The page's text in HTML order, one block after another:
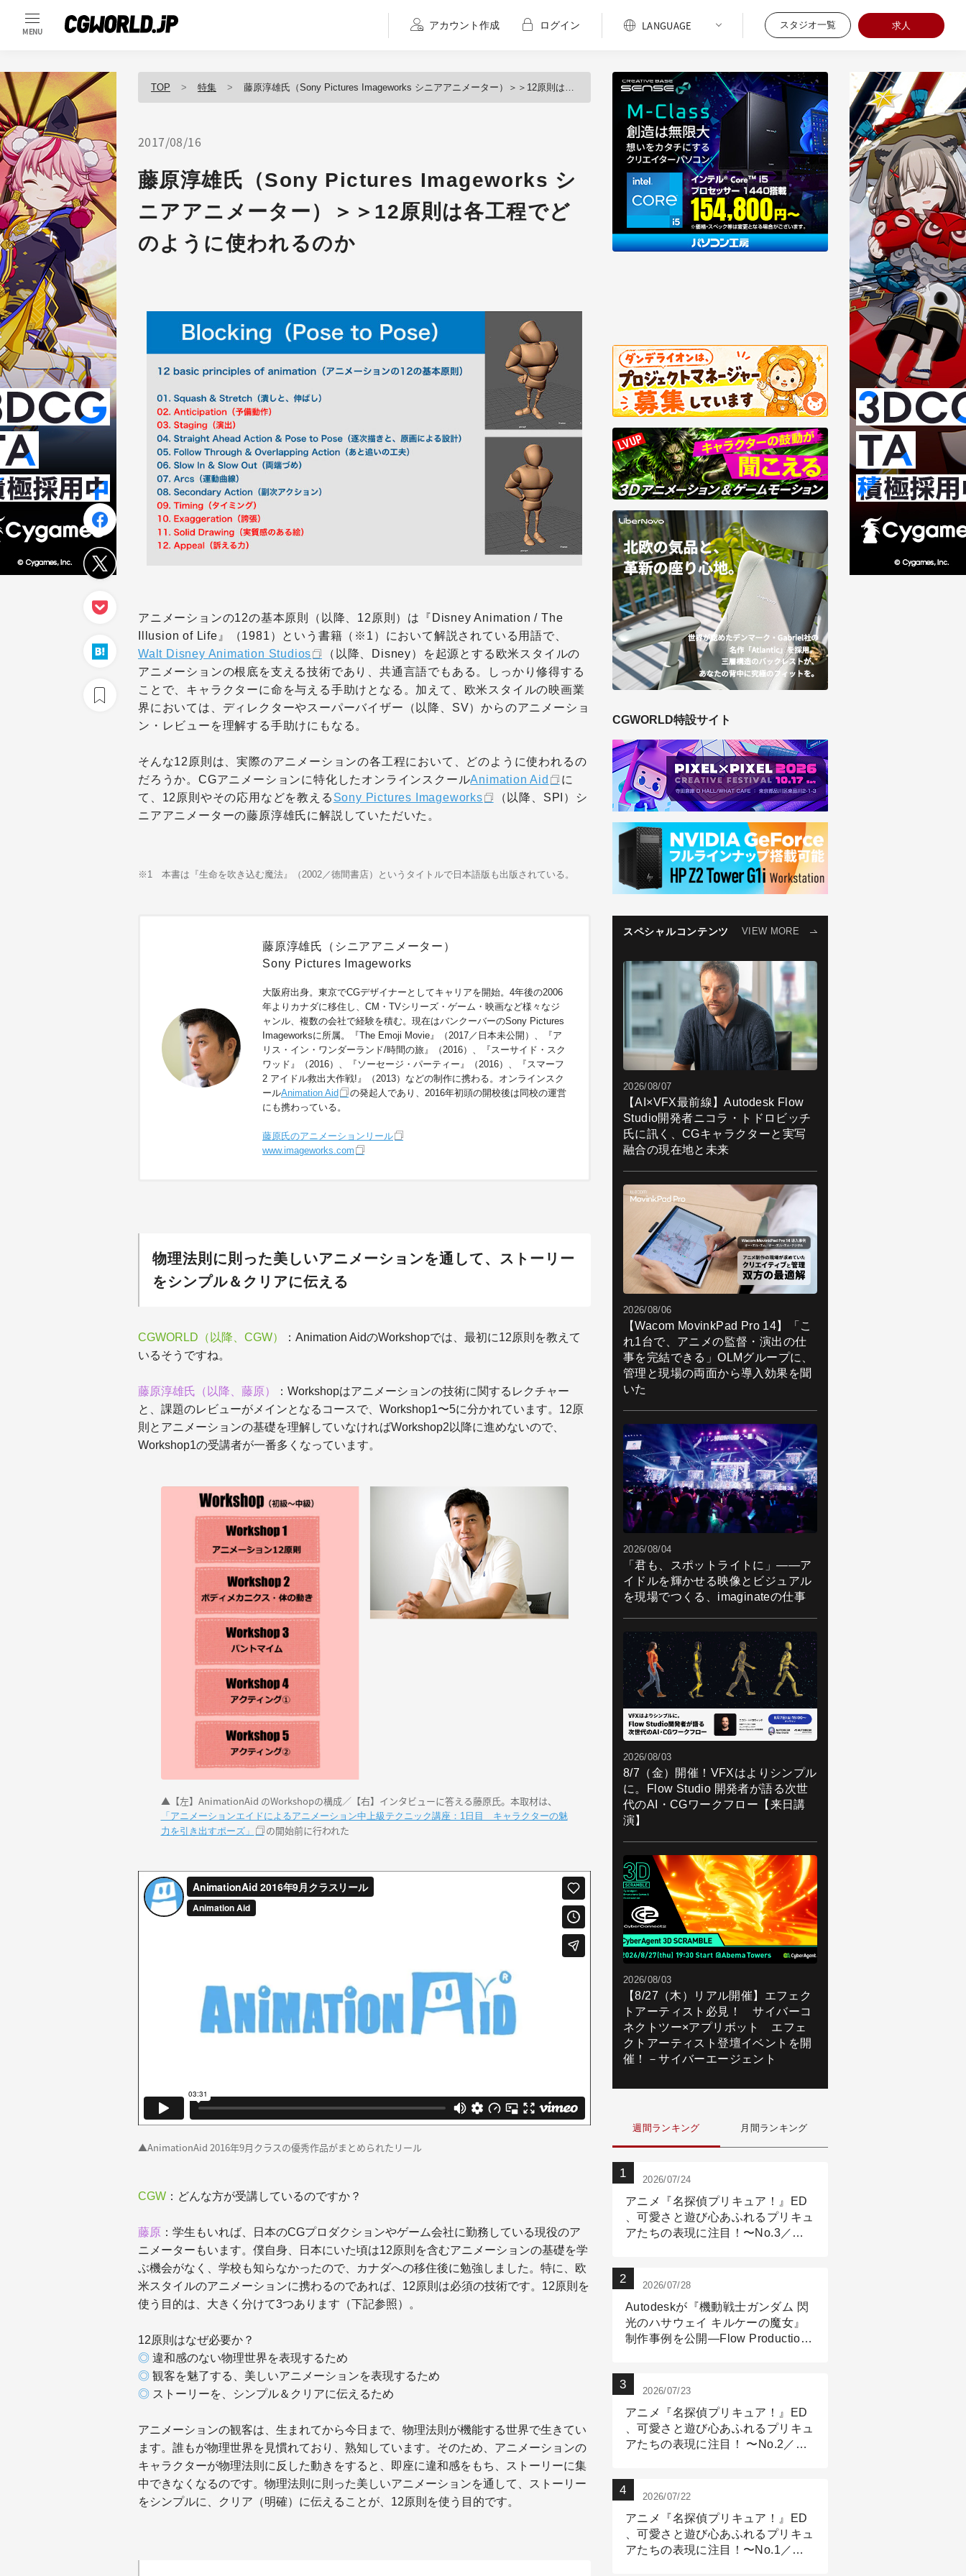
MENU
アカウント作成 ログイン スタジオ一覧 求人
TOP 特集 藤原淳雄氏（Sony Pictures Imageworks シニアアニメーター）＞＞12原則は各工程でどのように使われるのか
2017/08/16
藤原淳雄氏（Sony Pictures Imageworks シ
ニアアニメーター）＞＞12原則は各工程でど
のように使われるのか
アニメーションの12の基本原則（以降、12原則）は『Disney Animation / The
Illusion of Life』（1981）という書籍（※1）において解説されている用語で、
Walt Disney Animation Studios
（以降、Disney）を起源とする欧米スタイルの
アニメーションの根底を支える技術であり、共通言語でもある。しっかり修得する
ことで、キャラクターに命を与える手助けとなる。加えて、欧米スタイルの映画業
界においては、ディレクターやスーパーバイザー（以降、SV）からのアニメーショ
ン・レビューを理解する手助けにもなる。
そんな12原則は、実際のアニメーションの各工程において、どのように使われるの
だろうか。CGアニメーションに特化したオンラインスクールAnimation Aid
に
て、12原則やその応用などを教える Sony Pictures Imageworks
（以降、SPI）シ
ニアアニメーターの藤原淳雄氏に解説していただいた。
※1 本書は『生命を吹き込む魔法』（2002／徳間書店）というタイトルで日本語版も出版されている。
藤原淳雄氏（シニアアニメーター）
Sony Pictures Imageworks
大阪府出身。東京でCGデザイナーとしてキャリアを開始。4年後の2006
年よりカナダに移住し、CM・TVシリーズ・ゲーム・映画など様々なジ
ャンル、複数の会社で経験を積む。現在はバンクーバーのSony Pictures
Imageworksに所属。『The Emoji Movie』（2017／日本未公開）、『ア
リス・イン・ワンダーランド/時間の旅』（2016）、『スーサイド・スク
ワッド』（2016）、『ソーセージ・パーティー』（2016）、『スマーフ
2 アイドル救出大作戦!』（2013）などの制作に携わる。オンラインスク
ールAnimation Aid
の発起人であり、2016年初頭の開校後は同校の運営
にも携わっている。
藤原氏のアニメーションリール
www.imageworks.com
物理法則に則った美しいアニメーションを通して、ストーリー
をシンプル＆クリアに伝える
CGWORLD（以降、CGW）
：Animation AidのWorkshopでは、最初に12原則を教えて
いるそうですね。
藤原淳雄氏（以降、藤原）
：Workshopはアニメーションの技術に関するレクチャー
と、課題のレビューがメインとなるコースで、Workshop1〜5に分かれています。12原
則とアニメーションの基礎を理解していなければWorkshop2以降に進めないので、
Workshop1の受講者が一番多くなっています。
▲【左】AnimationAid のWorkshopの構成／【右】インタビューに答える藤原氏。本取材は、
「アニメーションエイドによるアニメーション中上級テクニック講座：1日目 キャラクターの魅
力を引き出すポーズ」
の開始前に行われた
▲AnimationAid 2016年9月クラスの優秀作品がまとめられたリール
CGW ：どんな方が受講しているのですか？
藤原 ：学生もいれば、日本のCGプロダクションやゲーム会社に勤務している現役のア
ニメーターもいます。僕自身、日本にいた頃は12原則を含むアニメーションの基礎を学
ぶ機会がなく、学校も知らなかったので、カナダへの移住後に勉強しました。特に、欧
米スタイルのアニメーションに携わるのであれば、12原則は必須の技術です。12原則を
使う目的は、大きく分けて3つあります（下記参照）。
12原則はなぜ必要か？
◎ 違和感のない物理世界を表現するため
◎ 観客を魅了する、美しいアニメーションを表現するため
◎ ストーリーを、シンプル＆クリアに伝えるため
アニメーションの観客は、生まれてから今日まで、物理法則が機能する世界で生きてい
ます。誰もが物理世界を見慣れており、熟知しています。そのため、アニメーションの
キャラクターが物理法則に反した動きをすると、即座に違和感をもち、ストーリーに集
中できなくなるのです。物理法則に則った美しいアニメーションを通して、ストーリー
をシンプルに、クリア（明確）に伝えることが、12原則を使う目的です。
CGWORLD特設サイト
スペシャルコンテンツ VIEW MORE
2026/08/07
【AI×VFX最前線】Autodesk Flow
Studio開発者ニコラ・トドロビッチ
氏に訊く、CGキャラクターと実写
融合の現在地と未来
2026/08/06
【Wacom MovinkPad Pro 14】「こ
れ1台で、アニメの監督・演出の仕
事を完結できる」OLMグループに、
管理と現場の両面から導入効果を聞
いた
2026/08/04
「君も、スポットライトに」――ア
イドルを輝かせる映像とビジュアル
を現場でつくる、imaginateの仕事
2026/08/03
8/7（金）開催！VFXはよりシンプル
に。Flow Studio 開発者が語る次世
代のAI・CGワークフロー【来日講
演】
2026/08/03
【8/27（木）リアル開催】エフェク
トアーティスト必見！ サイバーコ
ネクトツー×アプリボット エフェ
クトアーティスト登壇イベントを開
催！－サイバーエージェント
週間ランキング 月間ランキング
2026/07/24
アニメ『名探偵プリキュア！』ED
、可愛さと遊び心あふれるプリキュ
アたちの表現に注目！〜No.3／ア
2026/07/28
Autodeskが『機動戦士ガンダム 閃
光のハサウェイ キルケーの魔女』
制作事例を公開―Flow Production
2026/07/23
アニメ『名探偵プリキュア！』ED
、可愛さと遊び心あふれるプリキュ
アたちの表現に注目！ 〜No.2／モ
2026/07/22
アニメ『名探偵プリキュア！』ED
、可愛さと遊び心あふれるプリキュ
アたちの表現に注目！〜No.1／演